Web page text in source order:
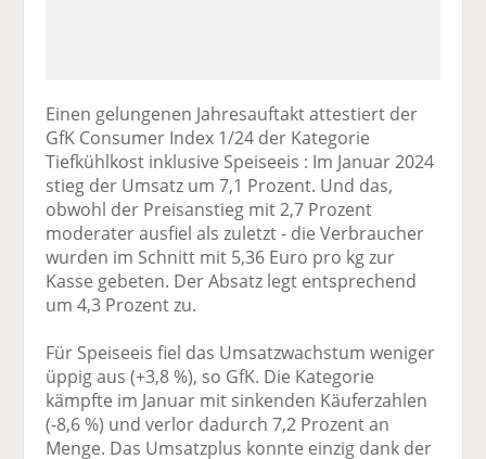
Einen gelungenen Jahresauftakt attestiert der
GfK Consumer Index 1/24 der Kategorie
Tiefkühlkost inklusive Speiseeis : Im Januar 2024
stieg der Umsatz um 7,1 Prozent. Und das,
obwohl der Preisanstieg mit 2,7 Prozent
moderater ausfiel als zuletzt - die Verbraucher
wurden im Schnitt mit 5,36 Euro pro kg zur
Kasse gebeten. Der Absatz legt entsprechend
um 4,3 Prozent zu.
Für Speiseeis fiel das Umsatzwachstum weniger
üppig aus (+3,8 %), so GfK. Die Kategorie
kämpfte im Januar mit sinkenden Käuferzahlen
(-8,6 %) und verlor dadurch 7,2 Prozent an
Menge. Das Umsatzplus konnte einzig dank der